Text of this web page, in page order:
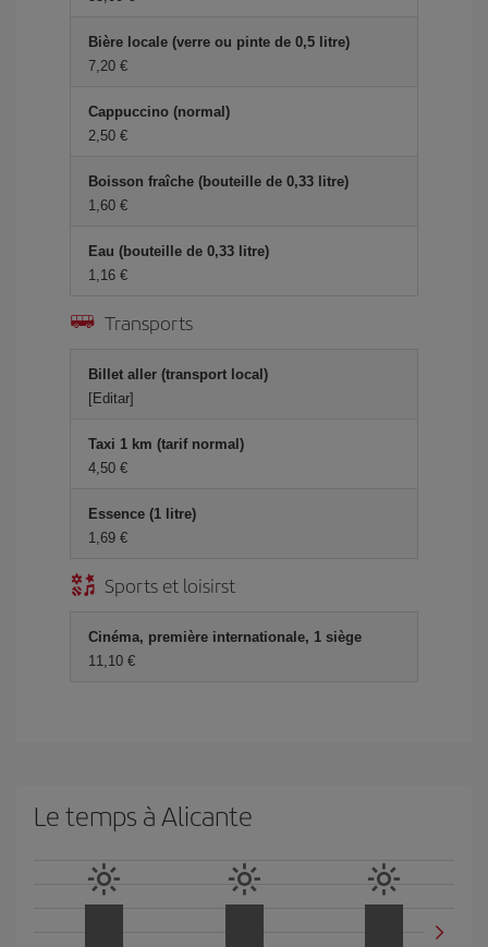
Bière locale (verre ou pinte de 0,5 litre)
7,20 €
Cappuccino (normal)
2,50 €
Boisson fraîche (bouteille de 0,33 litre)
1,60 €
Eau (bouteille de 0,33 litre)
1,16 €
Transports
Billet aller (transport local)
[Editar]
Taxi 1 km (tarif normal)
4,50 €
Essence (1 litre)
1,69 €
Sports et loisirst
Cinéma, première internationale, 1 siège
11,10 €
Le temps à Alicante